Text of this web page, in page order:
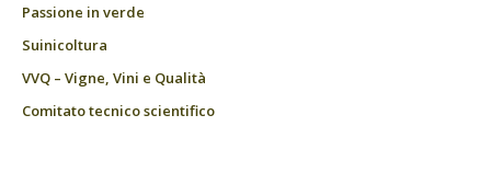
Passione in verde
Suinicoltura
VVQ – Vigne, Vini e Qualità
Comitato tecnico scientifico